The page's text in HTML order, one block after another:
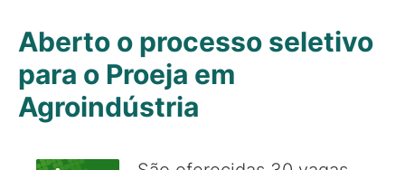
Aberto o processo seletivo
para o Proeja em
Agroindústria